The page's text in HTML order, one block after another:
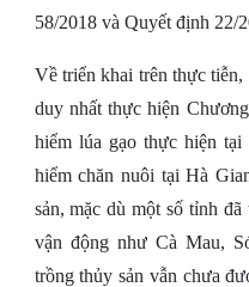
58/2018 và Quyết định 22/
Về triển khai trên thực
duy nhất thực hiện
hiểm lúa gạo thực hiện
hiểm chăn nuôi tại Hà
sản, mặc dù một số tỉnh
vận động như Cà Mau,
trồng thủy sản vẫn chưa